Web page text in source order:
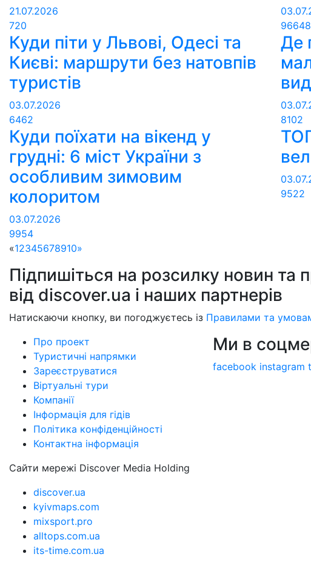
21.07.2026
720
96648
Куди піти у Львові, Одесі та
Києві: маршрути без натовпів
туристів
03.07.2026
6462
Де
8102
Куди поїхати на вікенд у
грудні: 6 міст України з
особливим зимовим
колоритом
03.07.2026
9954
9522
«12345678910»
Підпишіться на розсилку новин та
від discover.ua і наших партнерів
Натискаючи кнопку, ви погоджуєтесь із Правилами та
Про проект
Туристичні напрямки
Зареєструватися
Віртуальні тури
Компанії
Інформація для гідів
Політика конфіденційності
Контактна інформація
Ми в
facebook instagram
Сайти мережі Discover Media Holding
discover.ua
kyivmaps.com
mixsport.pro
alltops.com.ua
its-time.com.ua